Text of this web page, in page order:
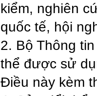
kiểm, nghiên
quốc tế, hội
2. Bộ Thông
thể được sử
Điều này kèm